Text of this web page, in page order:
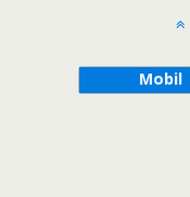
Mobil